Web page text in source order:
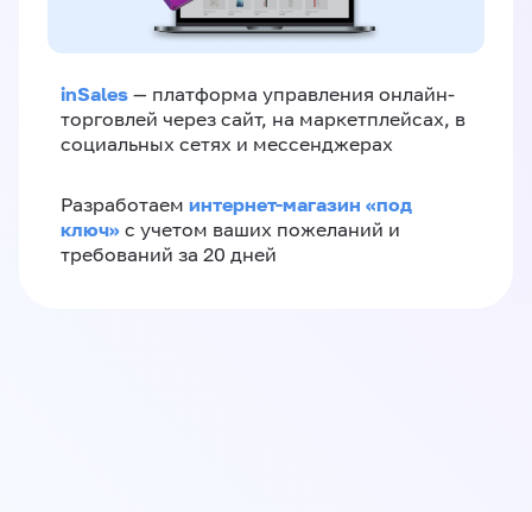
inSales — платформа управления онлайн-
торговлей через сайт, на маркетплейсах, в
социальных сетях и мессенджерах
Разработаем интернет-магазин «‎под
ключ»‎ с учетом ваших пожеланий и
требований за 20 дней